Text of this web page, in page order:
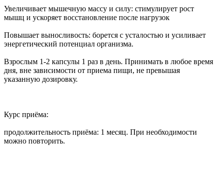
Увеличивает мышечную массу и силу: стимулирует рост
мышц и ускоряет восстановление после нагрузок
Повышает выносливость: борется с усталостью и усиливает
энергетический потенциал организма.
Взрослым 1-2 капсулы 1 раз в день. Принимать в любое время
дня, вне зависимости от приема пищи, не превышая
указанную дозировку.
Курс приёма:
продолжительность приёма: 1 месяц. При необходимости
можно повторить.